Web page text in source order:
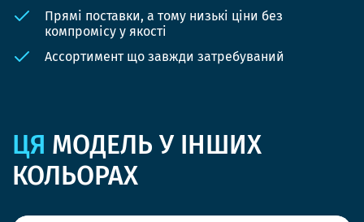
Прямі поставки, а тому низькі ціни без
компромісу у якості
Ассортимент що завжди затребуваний
ЦЯ МОДЕЛЬ У ІНШИХ
КОЛЬОРАХ